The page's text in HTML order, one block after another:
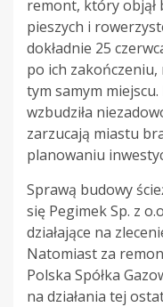
remont, który objął
pieszych i
dokładnie 25
po ich zakończeniu,
tym samym
wzbudziła
zarzucają miastu
planowaniu
Sprawą budowy
się Pegimek Sp. z
działające na
Natomiast za
Polska Spółka
na działania tej